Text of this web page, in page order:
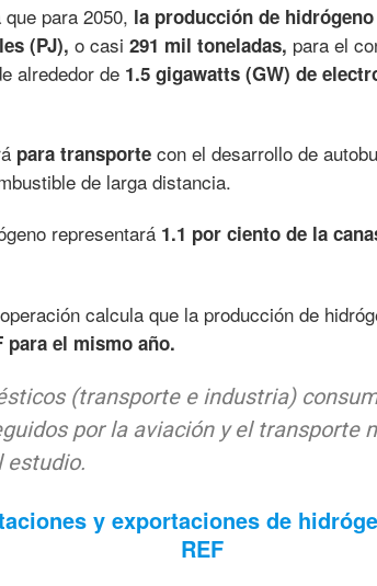
para 2050, la producción de
(PJ), o casi 291 mil toneladas, para el
alrededor de 1.5 gigawatts (GW) de
para transporte con el desarrollo de
de larga distancia.
representará 1.1 por ciento de la
calcula que la producción de
para el mismo año.
(transporte e industria)
por la aviación y el transporte
estudio.
y exportaciones de
REF